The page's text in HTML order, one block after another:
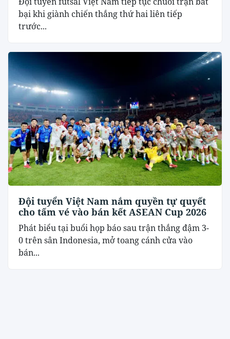
bại khi giành chiến thắng thứ hai liên tiếp
trước...
Đội tuyển Việt Nam nắm quyền tự quyết
cho tấm vé vào bán kết ASEAN Cup 2026
Phát biểu tại buổi họp báo sau trận thắng đậm 3-
0 trên sân Indonesia, mở toang cánh cửa vào
bán...